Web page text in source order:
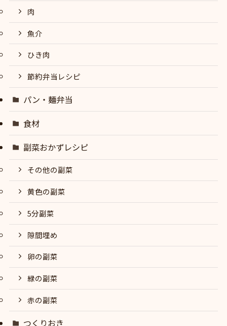
肉
魚介
ひき肉
節約弁当レシピ
パン・麺弁当
食材
副菜おかずレシピ
その他の副菜
黄色の副菜
5分副菜
隙間埋め
卵の副菜
緑の副菜
赤の副菜
つくりおき